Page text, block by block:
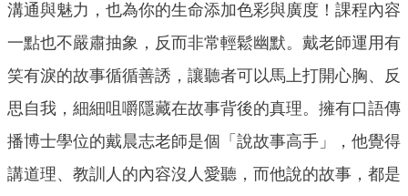
溝通與魅力，也為你的生命添加色彩與廣度！課程內容
一點也不嚴肅抽象，反而非常輕鬆幽默。戴老師運用有
笑有淚的故事循循善誘，讓聽者可以馬上打開心胸、反
思自我，細細咀嚼隱藏在故事背後的真理。擁有口語傳
播博士學位的戴晨志老師是個「說故事高手」，他覺得
講道理、教訓人的內容沒人愛聽，而他說的故事，都是